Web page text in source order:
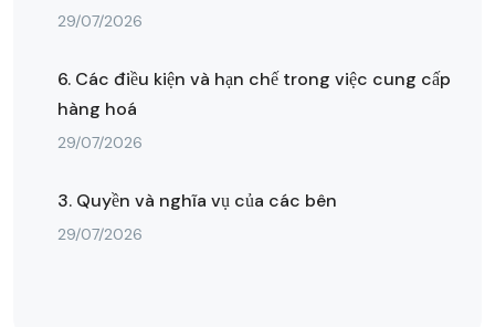
29/07/2026
6. Các điều kiện và hạn chế trong việc cung cấp
hàng hoá
29/07/2026
3. Quyền và nghĩa vụ của các bên
29/07/2026